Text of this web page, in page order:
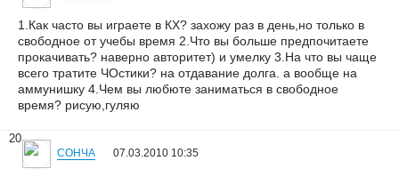
1.Как часто вы играете в КХ? захожу раз в день,но только в
свободное от учебы время 2.Что вы больше предпочитаете
прокачивать? наверно авторитет) и умелку 3.На что вы чаще
всего тратите ЧОстики? на отдавание долга. а вообще на
аммунишку 4.Чем вы любюте заниматься в свободное
время? рисую,гуляю
20
СОНЧА 07.03.2010 10:35